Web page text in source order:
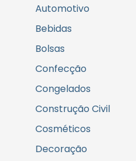
Automotivo
Bebidas
Bolsas
Confecção
Congelados
Construção Civil
Cosméticos
Decoração